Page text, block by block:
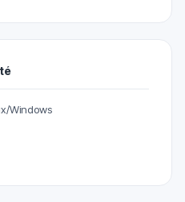
Windows